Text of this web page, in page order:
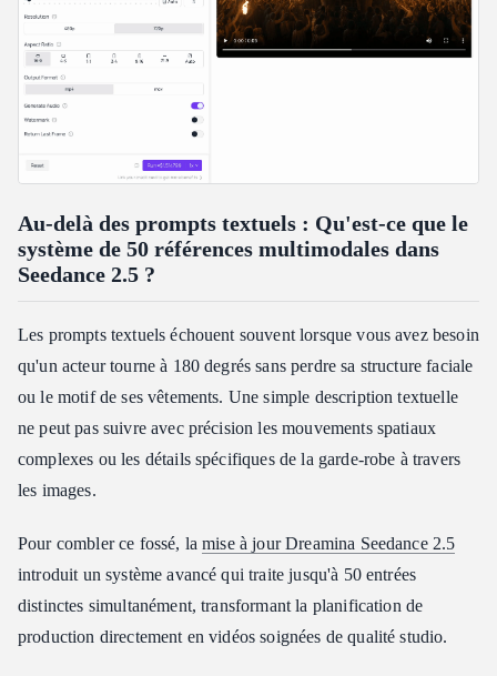
Au-delà des prompts textuels : Qu'est-ce que le
système de 50 références multimodales dans
Seedance 2.5 ?
Les prompts textuels échouent souvent lorsque vous avez besoin
qu'un acteur tourne à 180 degrés sans perdre sa structure faciale
ou le motif de ses vêtements. Une simple description textuelle
ne peut pas suivre avec précision les mouvements spatiaux
complexes ou les détails spécifiques de la garde-robe à travers
les images.
Pour combler ce fossé, lamise à jour Dreamina Seedance 2.5
introduit un système avancé qui traite jusqu'à 50 entrées
distinctes simultanément, transformant la planification de
production directement en vidéos soignées de qualité studio.